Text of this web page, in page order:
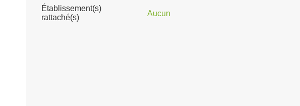
Établissement(s)
rattaché(s)
Aucun